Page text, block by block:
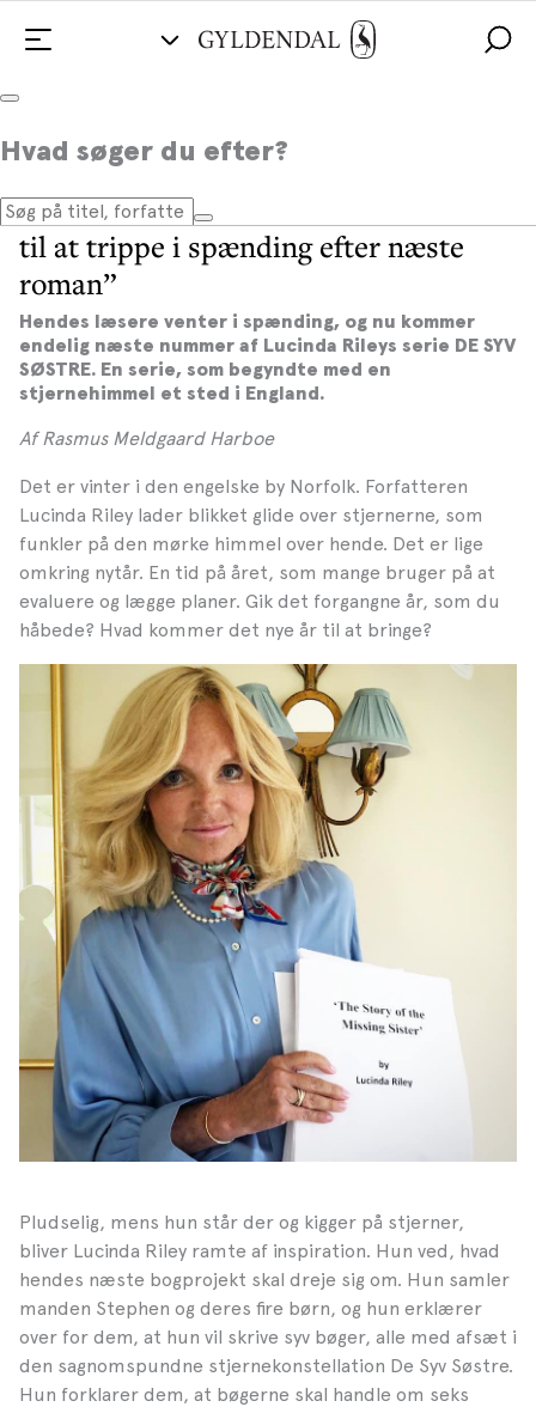
Hvad søger du efter?
Lucinda Riley klar med ny bog: ”Hun
er en forfatter, der kan få sine læsere
til at trippe i spænding efter næste
roman”
Hendes læsere venter i spænding, og nu kommer
endelig næste nummer af Lucinda Rileys serie DE SYV
SØSTRE. En serie, som begyndte med en
stjernehimmel et sted i England.
Af Rasmus Meldgaard Harboe
Det er vinter i den engelske by Norfolk. Forfatteren
Lucinda Riley lader blikket glide over stjernerne, som
funkler på den mørke himmel over hende. Det er lige
omkring nytår. En tid på året, som mange bruger på at
evaluere og lægge planer. Gik det forgangne år, som du
håbede? Hvad kommer det nye år til at bringe?
Pludselig, mens hun står der og kigger på stjerner,
bliver Lucinda Riley ramte af inspiration. Hun ved, hvad
hendes næste bogprojekt skal dreje sig om. Hun samler
manden Stephen og deres fire børn, og hun erklærer
over for dem, at hun vil skrive syv bøger, alle med afsæt i
den sagnomspundne stjernekonstellation De Syv Søstre.
Hun forklarer dem, at bøgerne skal handle om seks